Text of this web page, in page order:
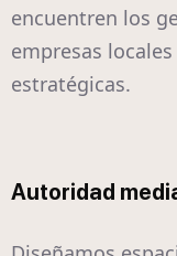
encuentren los
empresas
estratégicas.
Autoridad